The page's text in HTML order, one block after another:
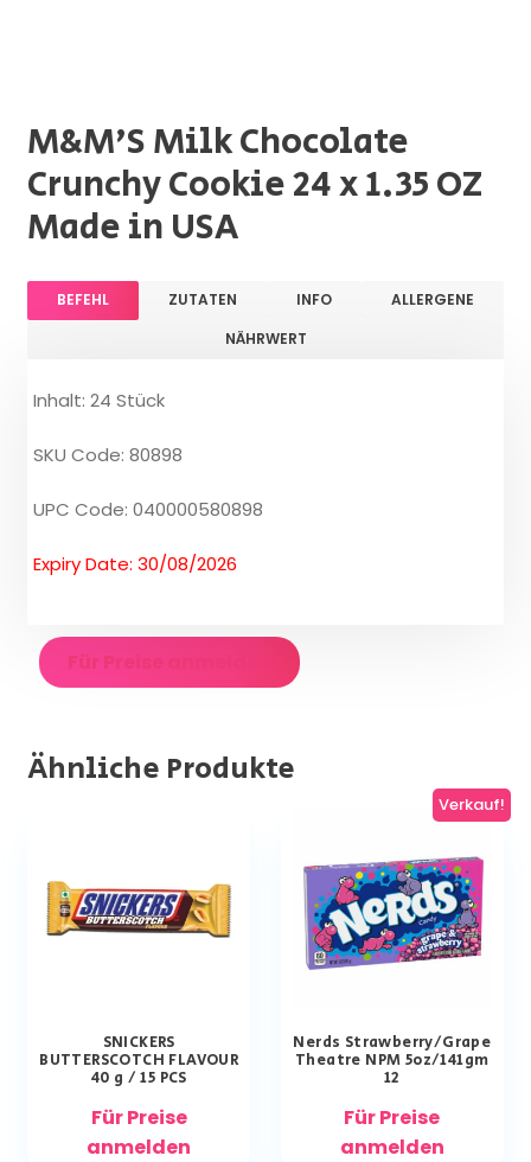
M&M'S Milk Chocolate
Crunchy Cookie 24 x 1.35 OZ
Made in USA
BEFEHL ZUTATEN INFO
ALLERGENE
NÄHRWERT
Inhalt: 24 Stück
SKU Code: 80898
UPC Code: 040000580898
Expiry Date: 30/08/2026
Für Preise anmelden
Ähnliche Produkte
SNICKERS
BUTTERSCOTCH FLAVOUR
40 g / 15 PCS
Für Preise
anmelden
Verkauf!
Nerds Strawberry/Grape
Theatre NPM 5oz/141gm
12
Für Preise
anmelden